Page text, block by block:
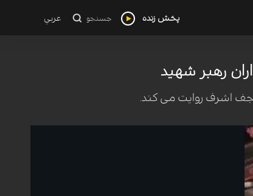
پخش زنده جستجو عربي
رهبر شهید
اشرف روایت می کند.